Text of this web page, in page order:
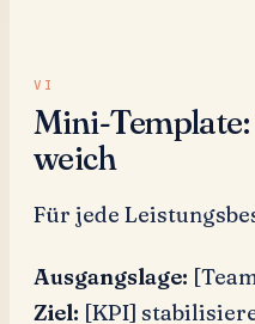
Mini-
weich
Für jede
Ausgangslage:
Ziel: [KPI]